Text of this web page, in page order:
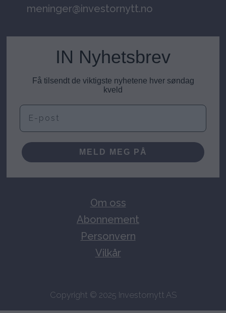
meninger@investornytt.no
IN Nyhetsbrev
Få tilsendt de viktigste nyhetene hver søndag
kveld
E-post
MELD MEG PÅ
Om oss
Abonnement
Personvern
Vilkår
Copyright © 2025 Investornytt AS